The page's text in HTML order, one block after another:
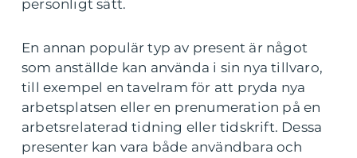
personligt sätt.
En annan populär typ av present är något
som anställde kan använda i sin nya tillvaro,
till exempel en tavelram för att pryda nya
arbetsplatsen eller en prenumeration på en
arbetsrelaterad tidning eller tidskrift. Dessa
presenter kan vara både användbara och